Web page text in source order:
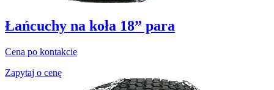
Łańcuchy na koła 18” para
Cena po kontakcie
Zapytaj o cenę